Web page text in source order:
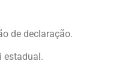
de declaração.
estadual.